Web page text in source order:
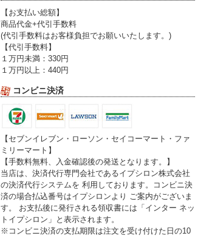
【お支払い総額】
商品代金+代引手数料
(代引手数料はお客様負担でお願いいたします。)
【代引手数料】
１万円未満：330円
１万円以上：440円
コンビニ決済
【セブンイレブン・ローソン・セイコーマート・ファ
ミリーマート】
【手数料無料、入金確認後の発送となります。】
当店は、決済代行専門会社であるイプシロン株式会社
の決済代行システムを 利用しております。コンビニ決
済の場合払込番号はイプシロンより ご案内がございま
す。 お支払後に発行される領収書には「インター ネッ
トイプシロン」と表示されます。
※コンビニ決済の支払期限は注文を受け付けた日の10